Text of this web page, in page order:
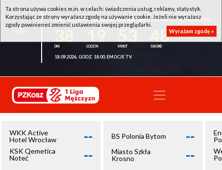
WKK ACTIVE HOTEL WROCŁAW - KSK QEMETICA NOTEĆ INOWROCŁAW
48
18.09.2026, GODZ. 18:00, EMOCJE TV
WKK Active
Hotel Wrocław
--
KSK Qemetica
Noteć
Inowrocław
--
BS Polonia Bytom --
Miasto Szkła
Krosno
--
Ta strona używa cookies m.in. w celach: świadczenia usług, reklamy, statystyk.
Korzystając ze strony wyrażasz zgodę na używanie cookie. Jeżeli nie wyrażasz
zgody powinieneś zmienić ustawienia swojej przeglądarki.
Wyrażam zgodę »